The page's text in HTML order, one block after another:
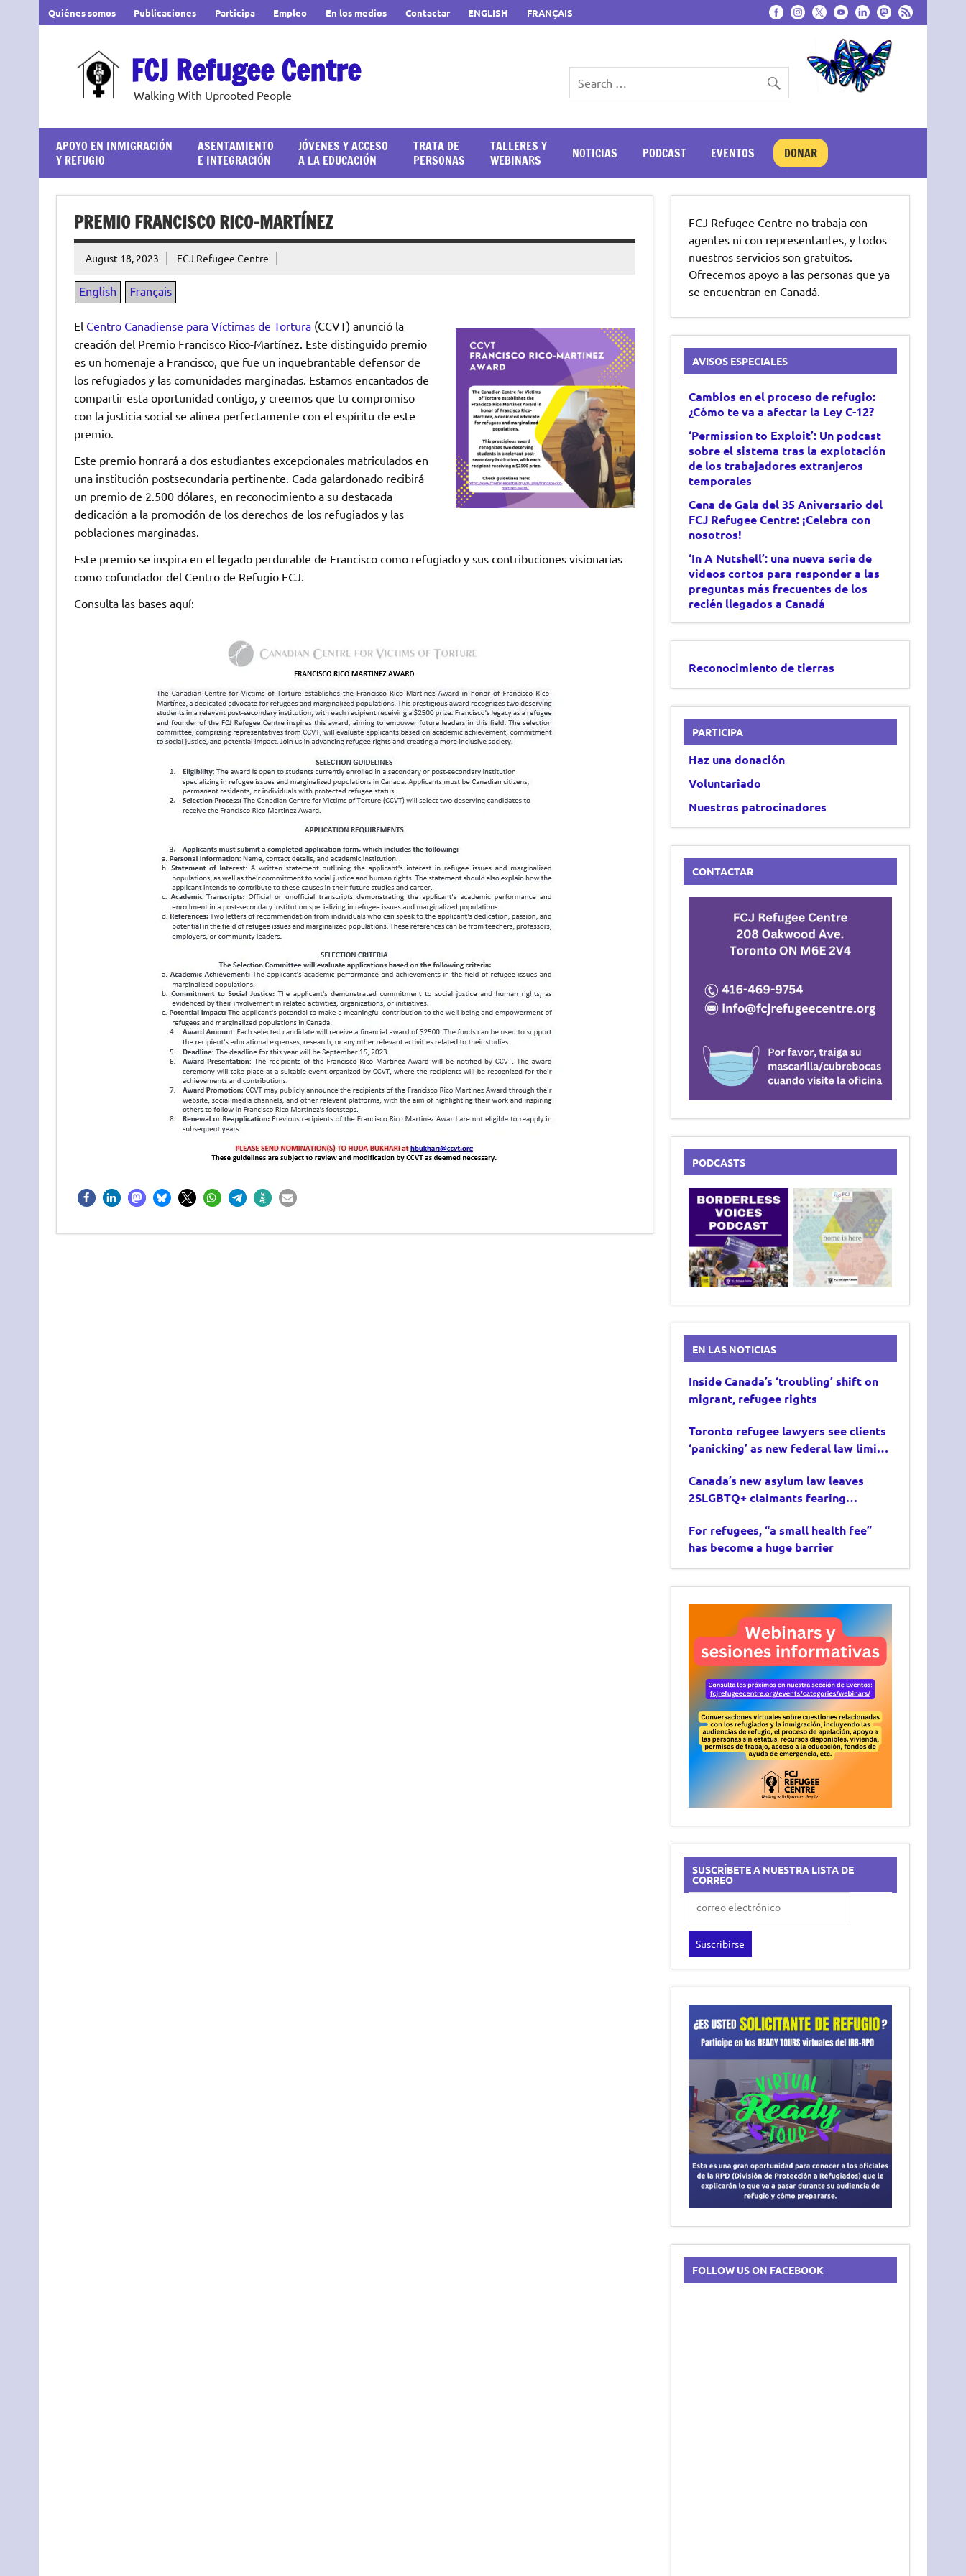
Quiénes somos Publicaciones Participa Empleo En los medios Contactar ENGLISH FRANÇAIS
FCJ Refugee Centre
Walking With Uprooted People
APOYO EN INMIGRACIÓN
Y REFUGIO
ASENTAMIENTO
E INTEGRACIÓN
JÓVENES Y ACCESO
A LA EDUCACIÓN
TRATA DE
PERSONAS
TALLERES Y
WEBINARS
NOTICIAS PODCAST EVENTOS DONAR
PREMIO FRANCISCO RICO-MARTÍNEZ
August 18, 2023 FCJ Refugee Centre
El Centro Canadiense para Víctimas de Tortura(CCVT) anunció la
creación del Premio Francisco Rico-Martínez. Este distinguido premio
es un homenaje a Francisco, que fue un inquebrantable defensor de
los refugiados y las comunidades marginadas. Estamos encantados de
compartir esta oportunidad contigo, y creemos que tu compromiso
con la justicia social se alinea perfectamente con el espíritu de este
premio.
Este premio honrará a dos estudiantes excepcionales matriculados en
una institución postsecundaria pertinente. Cada galardonado recibirá
un premio de 2.500 dólares, en reconocimiento a su destacada
dedicación a la promoción de los derechos de los refugiados y las
poblaciones marginadas.
Este premio se inspira en el legado perdurable de Francisco como refugiado y sus contribuciones visionarias
como cofundador del Centro de Refugio FCJ.
Consulta las bases aquí:
FCJ Refugee Centre no trabaja con
agentes ni con representantes, y todos
nuestros servicios son gratuitos.
Ofrecemos apoyo a las personas que ya
se encuentran en Canadá.
AVISOS ESPECIALES
Cambios en el proceso de refugio:
¿Cómo te va a afectar la Ley C-12?
‘Permission to Exploit’: Un podcast
sobre el sistema tras la explotación
de los trabajadores extranjeros
temporales
Cena de Gala del 35 Aniversario del
FCJ Refugee Centre: ¡Celebra con
nosotros!
‘In A Nutshell’: una nueva serie de
videos cortos para responder a las
preguntas más frecuentes de los
recién llegados a Canadá
Reconocimiento de tierras
PARTICIPA
Haz una donación
Voluntariado
Nuestros patrocinadores
CONTACTAR
PODCASTS
EN LAS NOTICIAS
Inside Canada’s ‘troubling’ shift on
migrant, refugee rights
Toronto refugee lawyers see clients
‘panicking’ as new federal law limits
Canada’s new asylum law leaves
2SLGBTQ+ claimants fearing
For refugees, “a small health fee”
has become a huge barrier
SUSCRÍBETE A NUESTRA LISTA DE
CORREO
FOLLOW US ON FACEBOOK